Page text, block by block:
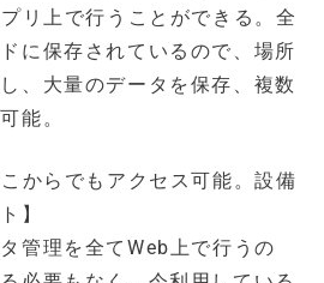
リ上で行うことができる。全
に保存されているので、場所
、大量のデータを保存、複数
能。
からでもアクセス可能。設備
】
管理を全てWeb上で行うの